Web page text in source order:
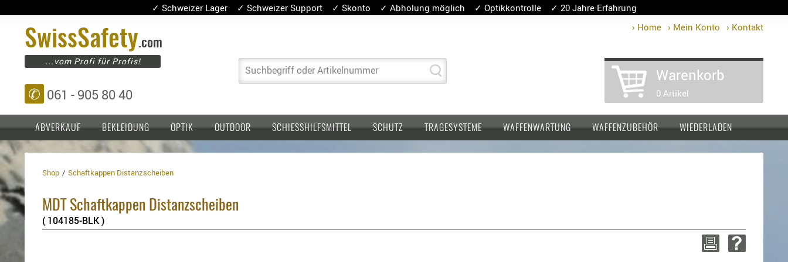
✓ Schweizer Lager ✓ Schweizer Support ✓ Skonto ✓ Abholung möglich ✓ Optikkontrolle ✓ 20 Jahre Erfahrung
› Home › Mein Konto › Kontakt
SwissSafety.com
...vom Profi für Profis!
✆ 061 - 905 80 40
Suchbegriff oder Artikelnummer Warenkorb
0 Artikel
ABVERKAUF BEKLEIDUNG OPTIK OUTDOOR SCHIESSHILFSMITTEL SCHUTZ
Einlagen,
Kopfschutz
Tragesysteme
TRAGESYSTEME
Holster
Grundplatten
Holster
WAFFENWARTUNG WAFFENZUBEHÖR WIEDERLADEN
Shop Schaftkappen Distanzscheiben
MDT Schaftkappen Distanzscheiben
( 104185-BLK )